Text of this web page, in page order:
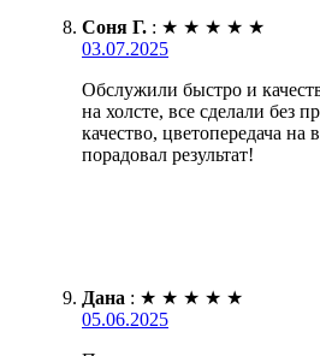
Соня Г. : ★ ★ ★ ★ ★
03.07.2025
Обслужили быстро и
на холсте, все сделали без
качество, цветопередача на
порадовал результат!
Дана : ★ ★ ★ ★ ★
05.06.2025